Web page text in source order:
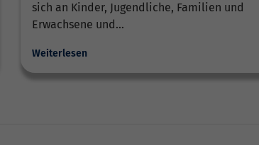
sich an Kinder, Jugendliche, Familien und
Erwachsene und…
Weiterlesen